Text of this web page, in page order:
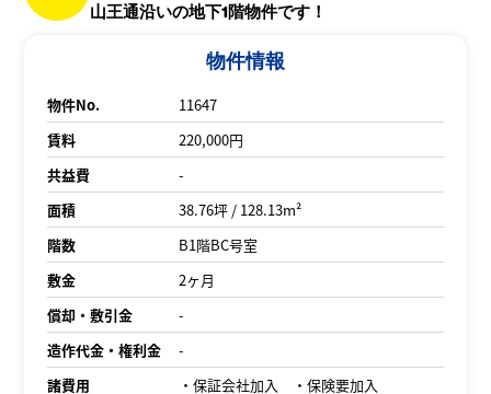
山王通沿いの地下1階物件です！
物件情報
物件No.
11647
賃料
220,000円
共益費
-
面積
38.76坪 / 128.13m²
階数
B1階BC号室
敷金
2ヶ月
償却・敷引金
-
造作代金・権利金
-
諸費用
・保証会社加入 ・保険要加入